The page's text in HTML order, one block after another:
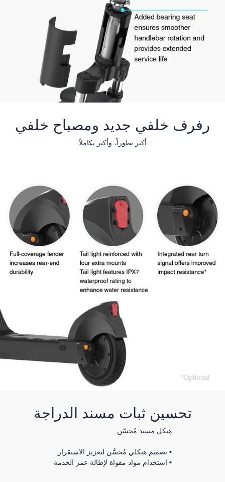
رفرف خلفي جديد ومصباح خلفي
أكثر تطوراً، وأكثر تكاملاً
تحسين ثبات مسند الدراجة
هيكل مسند مُحسّن
• تصميم هيكلي مُحسَّن لتعزيز الاستقرار
• استخدام مواد مقواة لإطالة عمر الخدمة